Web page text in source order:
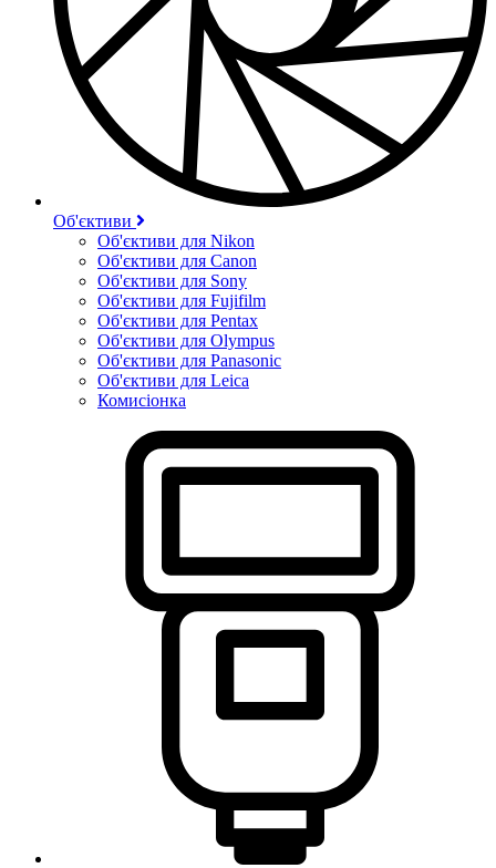
Об'єктиви
Об'єктиви для Nikon
Об'єктиви для Canon
Об'єктиви для Sony
Об'єктиви для Fujifilm
Об'єктиви для Pentax
Об'єктиви для Olympus
Об'єктиви для Panasonic
Об'єктиви для Leica
Комисіонка